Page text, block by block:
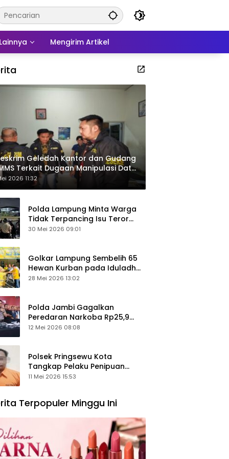
Lainnya Mengirim Artikel
Geledah Kantor dan Gudang
Terkait Dugaan Manipulasi Data
Sawit
2026 11:32
Polda Lampung Minta Warga
Tidak Terpancing Isu Teror
Pocong Palsu, Patroli
30 Mei 2026 09:01
Golkar Lampung Sembelih 65
Hewan Kurban pada Iduladha
1447 Hijriah
28 Mei 2026 13:02
Polda Jambi Gagalkan
Peredaran Narkoba Rp25,9
Miliar, Empat Tersangka
12 Mei 2026 08:08
Polsek Pringsewu Kota
Tangkap Pelaku Penipuan
Mobil, Sempat Kabur ke Jambi
11 Mei 2026 15:53
Terpopuler Minggu Ini